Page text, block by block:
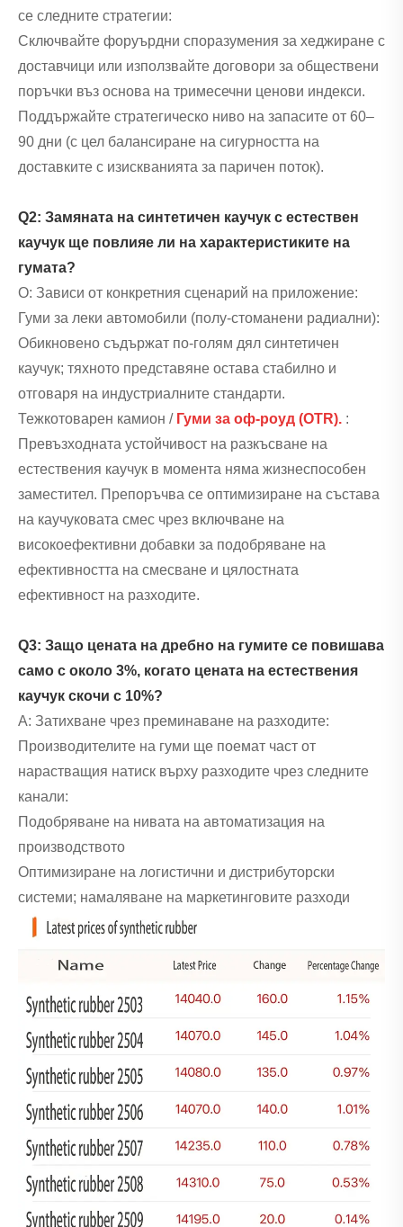
се следните стратегии:
Сключвайте форуърдни споразумения за хеджиране с
доставчици или използвайте договори за обществени
поръчки въз основа на тримесечни ценови индекси.
Поддържайте стратегическо ниво на запасите от 60–
90 дни (с цел балансиране на сигурността на
доставките с изискванията за паричен поток).
Q2: Замяната на синтетичен каучук с естествен
каучук ще повлияе ли на характеристиките на
гумата?
О: Зависи от конкретния сценарий на приложение:
Гуми за леки автомобили (полу-стоманени радиални):
Обикновено съдържат по-голям дял синтетичен
каучук; тяхното представяне остава стабилно и
отговаря на индустриалните стандарти.
Тежкотоварен камион / Гуми за оф-роуд (OTR). :
Превъзходната устойчивост на разкъсване на
естествения каучук в момента няма жизнеспособен
заместител. Препоръчва се оптимизиране на състава
на каучуковата смес чрез включване на
високоефективни добавки за подобряване на
ефективността на смесване и цялостната
ефективност на разходите.
Q3: Защо цената на дребно на гумите се повишава
само с около 3%, когато цената на естествения
каучук скочи с 10%?
A: Затихване чрез преминаване на разходите:
Производителите на гуми ще поемат част от
нарастващия натиск върху разходите чрез следните
канали:
Подобряване на нивата на автоматизация на
производството
Оптимизиране на логистични и дистрибуторски
системи; намаляване на маркетинговите разходи